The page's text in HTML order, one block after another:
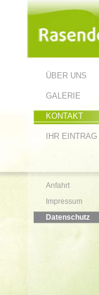
ÜBER UNS
GALERIE
KONTAKT
IHR EINTRAG
Anfahrt
Impressum
Datenschutz